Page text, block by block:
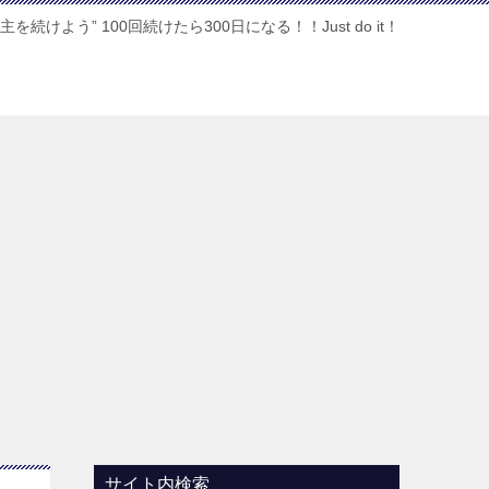
を続けよう” 100回続けたら300日になる！！Just do it！
サイト内検索